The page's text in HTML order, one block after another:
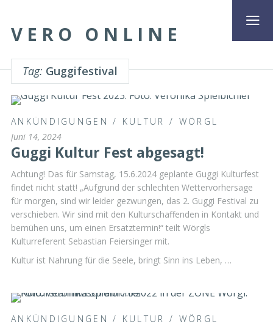
VERO ONLINE
Tag: Guggifestival
ANKÜNDIGUNGEN / KULTUR / WÖRGL
Juni 14, 2024
Guggi Kultur Fest abgesagt!
Achtung! Das für Samstag, 15.6.2024 geplante Guggi Kulturfest
findet nicht statt! „Aufgrund der schlechten Wettervorhersage
für morgen, sind wir leider gezwungen, das 2. Guggi Festival zu
verschieben. Wir sind mit den Kulturschaffenden in Kontakt und
bemühen uns, um einen Ersatztermin!“ teilt Wörgls
Kulturreferent Sebastian Feiersinger mit.
Kultur ist Nahrung für die Seele, bringt Sinn ins Leben, …
ANKÜNDIGUNGEN / KULTUR / WÖRGL